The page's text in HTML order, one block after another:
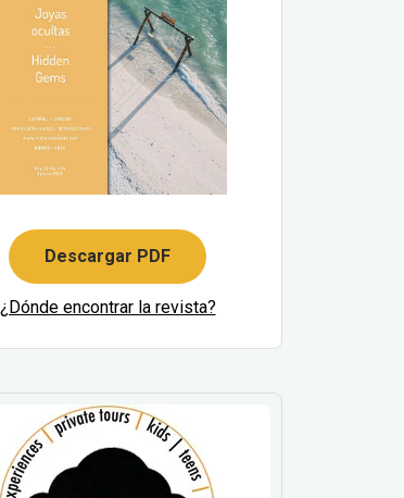
Descargar PDF
¿Dónde encontrar la revista?